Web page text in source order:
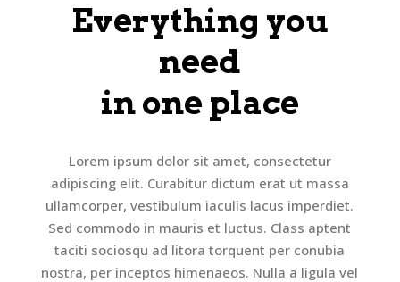
Everything you
need
in one place
Lorem ipsum dolor sit amet, consectetur
adipiscing elit. Curabitur dictum erat ut massa
ullamcorper, vestibulum iaculis lacus imperdiet.
Sed commodo in mauris et luctus. Class aptent
taciti sociosqu ad litora torquent per conubia
nostra, per inceptos himenaeos. Nulla a ligula vel